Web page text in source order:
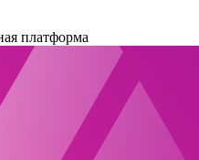
платформа